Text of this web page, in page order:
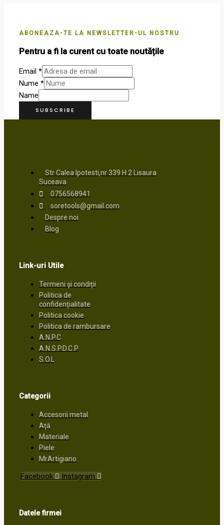
ABONEAZA-TE LA NEWSLETTER-UL NOSTRU
Pentru a fi la curent cu toate noutățile
Nume *
Email *
Name
SUBSCRIBE
Str Calea Ipotesti,nr 339 H 2 Lisaura
Suceava
0756568941
soretools@gmail.com
Despre noi
Blog
Link-uri Utile
Termeni și condiții
Politica de
confidențialitate
Politica cookie
Politica de rambursare
A.N.P.C
A.N.S.P.D.C.P
S.O.L
Categorii
Accesorii metal
Ață
Materiale
Piele
MrArtigiano
Facebook Instagram
Datele firmei